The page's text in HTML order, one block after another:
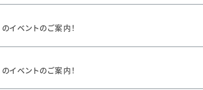
イベントのご案内！
イベントのご案内！